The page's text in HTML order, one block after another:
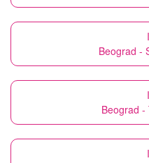
Beograd -
Beograd -